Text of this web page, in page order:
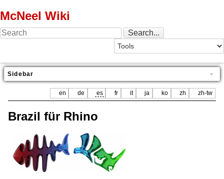
McNeel Wiki
Sidebar
en de es fr it ja ko zh zh-tw
Brazil für Rhino